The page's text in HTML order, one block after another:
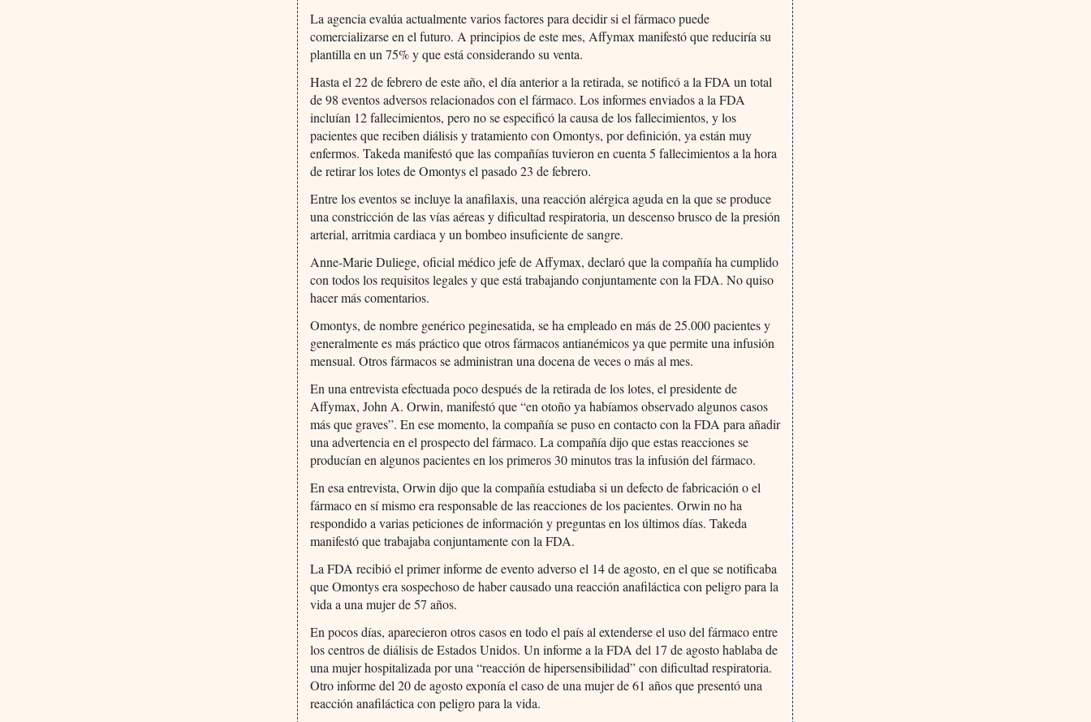
La agencia evalúa actualmente varios factores para decidir si el fármaco puede
comercializarse en el futuro. A principios de este mes, Affymax manifestó que reduciría su
plantilla en un 75% y que está considerando su venta.
Hasta el 22 de febrero de este año, el día anterior a la retirada, se notificó a la FDA un total
de 98 eventos adversos relacionados con el fármaco. Los informes enviados a la FDA
incluían 12 fallecimientos, pero no se especificó la causa de los fallecimientos, y los
pacientes que reciben diálisis y tratamiento con Omontys, por definición, ya están muy
enfermos. Takeda manifestó que las compañías tuvieron en cuenta 5 fallecimientos a la hora
de retirar los lotes de Omontys el pasado 23 de febrero.
Entre los eventos se incluye la anafilaxis, una reacción alérgica aguda en la que se produce
una constricción de las vías aéreas y dificultad respiratoria, un descenso brusco de la presión
arterial, arritmia cardiaca y un bombeo insuficiente de sangre.
Anne-Marie Duliege, oficial médico jefe de Affymax, declaró que la compañía ha cumplido
con todos los requisitos legales y que está trabajando conjuntamente con la FDA. No quiso
hacer más comentarios.
Omontys, de nombre genérico peginesatida, se ha empleado en más de 25.000 pacientes y
generalmente es más práctico que otros fármacos antianémicos ya que permite una infusión
mensual. Otros fármacos se administran una docena de veces o más al mes.
En una entrevista efectuada poco después de la retirada de los lotes, el presidente de
Affymax, John A. Orwin, manifestó que “en otoño ya habíamos observado algunos casos
más que graves”. En ese momento, la compañía se puso en contacto con la FDA para añadir
una advertencia en el prospecto del fármaco. La compañía dijo que estas reacciones se
producían en algunos pacientes en los primeros 30 minutos tras la infusión del fármaco.
En esa entrevista, Orwin dijo que la compañía estudiaba si un defecto de fabricación o el
fármaco en sí mismo era responsable de las reacciones de los pacientes. Orwin no ha
respondido a varias peticiones de información y preguntas en los últimos días. Takeda
manifestó que trabajaba conjuntamente con la FDA.
La FDA recibió el primer informe de evento adverso el 14 de agosto, en el que se notificaba
que Omontys era sospechoso de haber causado una reacción anafiláctica con peligro para la
vida a una mujer de 57 años.
En pocos días, aparecieron otros casos en todo el país al extenderse el uso del fármaco entre
los centros de diálisis de Estados Unidos. Un informe a la FDA del 17 de agosto hablaba de
una mujer hospitalizada por una “reacción de hipersensibilidad” con dificultad respiratoria.
Otro informe del 20 de agosto exponía el caso de una mujer de 61 años que presentó una
reacción anafiláctica con peligro para la vida.